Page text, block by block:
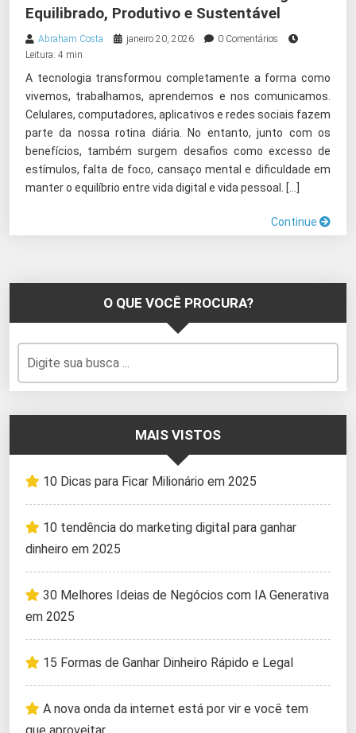
Equilibrado, Produtivo e Sustentável
Abraham Costa janeiro 20, 2026
0 Comentários
Leitura: 4 min
A tecnologia transformou completamente a forma como
vivemos, trabalhamos, aprendemos e nos comunicamos.
Celulares, computadores, aplicativos e redes sociais fazem
parte da nossa rotina diária. No entanto, junto com os
benefícios, também surgem desafios como excesso de
estímulos, falta de foco, cansaço mental e dificuldade em
manter o equilíbrio entre vida digital e vida pessoal. […]
Continue
O QUE VOCÊ PROCURA?
MAIS VISTOS
10 Dicas para Ficar Milionário em 2025
10 tendência do marketing digital para ganhar
dinheiro em 2025
30 Melhores Ideias de Negócios com IA Generativa
em 2025
15 Formas de Ganhar Dinheiro Rápido e Legal
A nova onda da internet está por vir e você tem